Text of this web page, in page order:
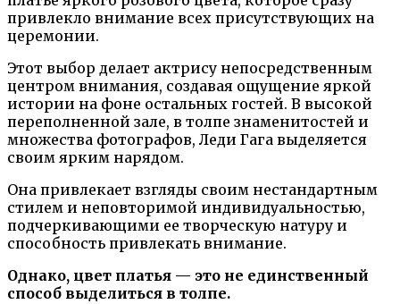
привлекло внимание всех присутствующих на
церемонии.
Этот выбор делает актрису непосредственным
центром внимания, создавая ощущение яркой
истории на фоне остальных гостей. В высокой
переполненной зале, в толпе знаменитостей и
множества фотографов, Леди Гага выделяется
своим ярким нарядом.
Она привлекает взгляды своим нестандартным
стилем и неповторимой индивидуальностью,
подчеркивающими ее творческую натуру и
способность привлекать внимание.
Однако, цвет платья — это не единственный
способ выделиться в толпе.